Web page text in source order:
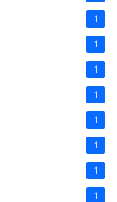
1
1
1
1
1
1
1
1